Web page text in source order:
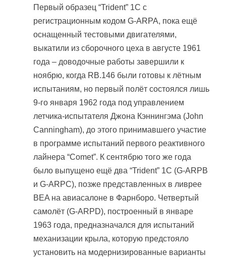
Первый образец “Trident” 1C с
регистрационным кодом G-ARPA, пока ещё
оснащенный тестовыми двигателями,
выкатили из сборочного цеха в августе 1961
года – доводочные работы завершили к
ноябрю, когда RB.146 были готовы к лётным
испытаниям, но первый полёт состоялся лишь
9-го января 1962 года под управлением
летчика-испытателя Джона Кэннингэма (John
Canningham), до этого принимавшего участие
в программе испытаний первого реактивного
лайнера “Comet”. К сентябрю того же года
было выпущено ещё два “Trident” 1C (G-ARPB
и G-ARPC), позже представленных в ливрее
BEA на авиасалоне в Фарнборо. Четвертый
самолёт (G-ARPD), построенный в январе
1963 года, предназначался для испытаний
механизации крыла, которую предстояло
установить на модернизированные варианты